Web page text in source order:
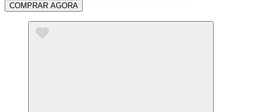
COMPRAR AGORA